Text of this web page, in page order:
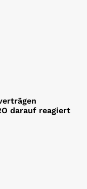
darauf reagiert